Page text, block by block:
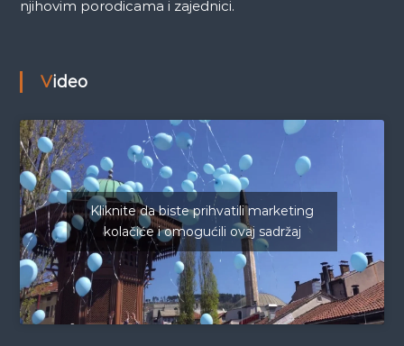
njihovim porodicama i zajednici.
Video
Kliknite da biste prihvatili marketing
kolačiće i omogućili ovaj sadržaj